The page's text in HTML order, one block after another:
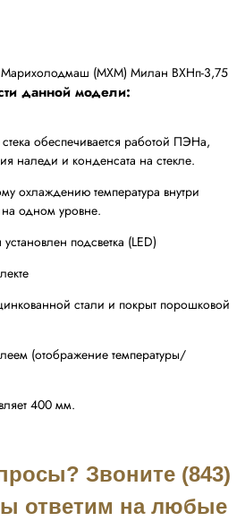
данной модели:
обеспечивается работой ПЭНа,
наледи и конденсата на стекле.
охлаждению температура внутри
одном уровне.
подсветка (LED)
стали и покрыт порошковой
(отображение температуры/
400 мм.
Звоните (843)
ответим на любые